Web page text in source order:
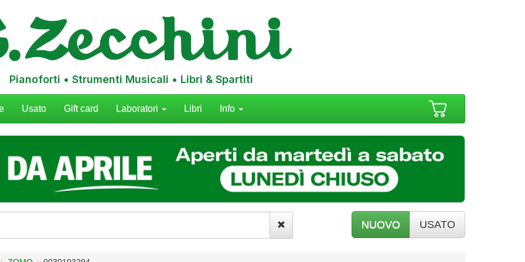
Pianoforti • Strumenti Musicali • Libri & Spartiti
Usato Gift card Laboratori Libri Info
NUOVO USATO